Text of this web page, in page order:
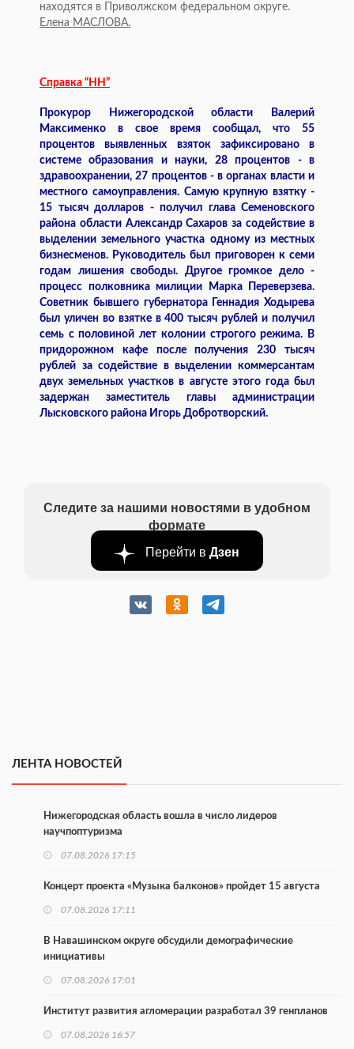
находятся в Приволжском федеральном округе.
Елена МАСЛОВА.
Справка “НН”
Прокурор Нижегородской области Валерий
Максименко в свое время сообщал, что 55
процентов выявленных взяток зафиксировано в
системе образования и науки, 28 процентов - в
здравоохранении, 27 процентов - в органах власти и
местного самоуправления. Самую крупную взятку -
15 тысяч долларов - получил глава Семеновского
района области Александр Сахаров за содействие в
выделении земельного участка одному из местных
бизнесменов. Руководитель был приговорен к семи
годам лишения свободы. Другое громкое дело -
процесс полковника милиции Марка Переверзева.
Советник бывшего губернатора Геннадия Ходырева
был уличен во взятке в 400 тысяч рублей и получил
семь с половиной лет колонии строгого режима. В
придорожном кафе после получения 230 тысяч
рублей за содействие в выделении коммерсантам
двух земельных участков в августе этого года был
задержан заместитель главы администрации
Лысковского района Игорь Добротворский.
Следите за нашими новостями в удобном
формате
Перейти в Дзен
ЛЕНТА НОВОСТЕЙ
Нижегородская область вошла в число лидеров
научпоптуризма
07.08.2026 17:15
Концерт проекта «Музыка балконов» пройдет 15 августа
07.08.2026 17:11
В Навашинском округе обсудили демографические
инициативы
07.08.2026 17:01
Институт развития агломерации разработал 39 генпланов
07.08.2026 16:57